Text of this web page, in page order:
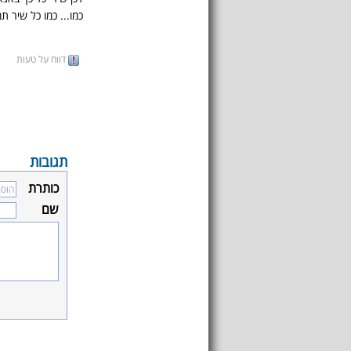
כמו... כמו כל שיר
דווח על טעות
תגובות
כותרת
שם